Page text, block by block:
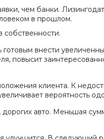
чем банки.
в прошлом.
внести
повысит
клиента. К
вероятность
авто. Меньшая